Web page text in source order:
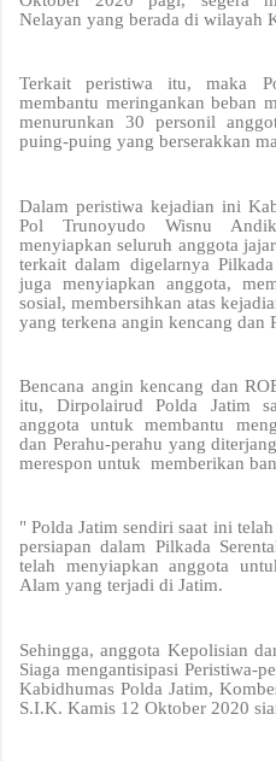
Nelayan yang berada di wilayah
Terkait peristiwa itu, maka
membantu meringankan beban
menurunkan 30 personil
puing-puing yang berserakkan
Dalam peristiwa kejadian ini
Pol Trunoyudo Wisnu
menyiapkan seluruh anggota
terkait dalam digelarnya
juga menyiapkan anggota,
sosial, membersihkan atas
yang terkena angin kencang dan
Bencana angin kencang dan
itu, Dirpolairud Polda Jatim
anggota untuk membantu
dan Perahu-perahu yang
merespon untuk memberikan
" Polda Jatim sendiri saat ini
persiapan dalam Pilkada
telah menyiapkan anggota
Alam yang terjadi di Jatim.
Sehingga, anggota Kepolisian
Siaga mengantisipasi Peristiwa-
Kabidhumas Polda Jatim,
S.I.K. Kamis 12 Oktober 2020